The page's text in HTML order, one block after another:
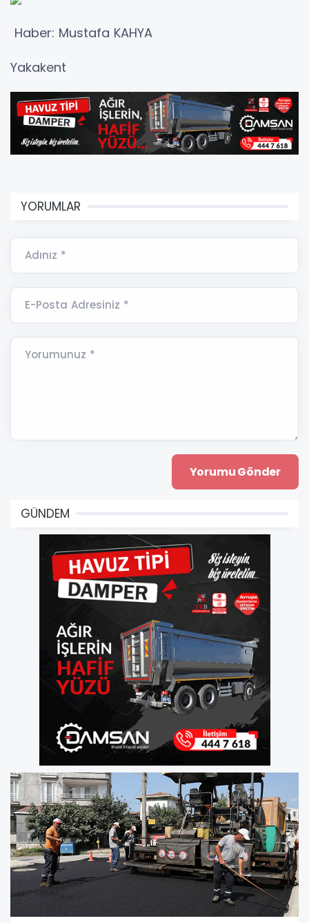
Haber: Mustafa KAHYA
Yakakent
YORUMLAR
Adınız *
E-Posta Adresiniz *
Yorumunuz *
GÜNDEM